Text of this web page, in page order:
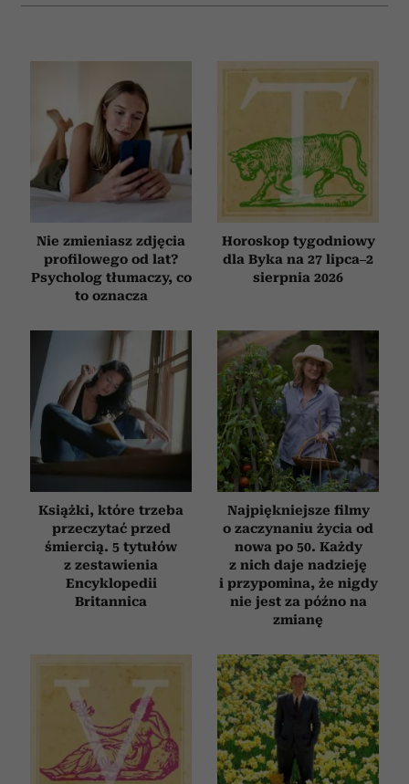
Nie zmieniasz zdjęcia
profilowego od lat?
Psycholog tłumaczy, co
to oznacza
Horoskop tygodniowy
dla Byka na 27 lipca–2
sierpnia 2026
Książki, które trzeba
przeczytać przed
śmiercią. 5 tytułów
z zestawienia
Encyklopedii
Britannica
Najpiękniejsze filmy
o zaczynaniu życia od
nowa po 50. Każdy
z nich daje nadzieję
i przypomina, że nigdy
nie jest za późno na
zmianę